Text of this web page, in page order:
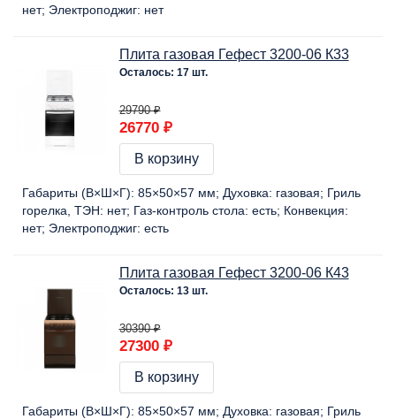
нет Электроподжиг: нет
Плита газовая Гефест 3200-06 К33
Осталось: 17 шт.
29790 ₽
26770 ₽
В корзину
Габариты (В×Ш×Г): 85×50×57 мм Духовка: газовая
Гриль
горелка, ТЭН: нет Газ-контроль стола: есть Конвекция:
нет Электроподжиг: есть
Плита газовая Гефест 3200-06 К43
Осталось: 13 шт.
30390 ₽
27300 ₽
В корзину
Габариты (В×Ш×Г): 85×50×57 мм Духовка: газовая
Гриль